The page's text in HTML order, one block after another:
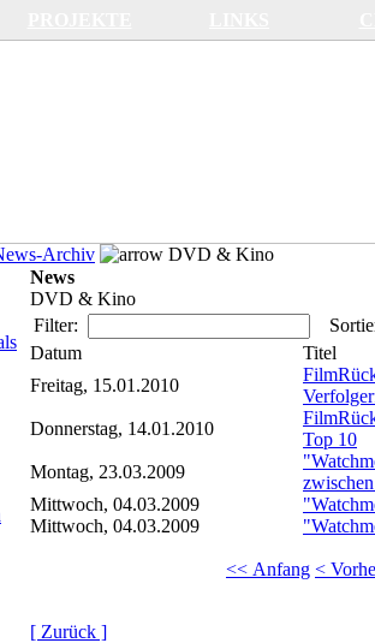
Archiv
DVD & Kino
News
DVD & Kino
Filter:
Datum
Titel
Freitag, 15.01.2010
Donnerstag, 14.01.2010
Top 10
Montag, 23.03.2009
Mittwoch, 04.03.2009
Mittwoch, 04.03.2009
<< Anfang <
[ Zurück ]